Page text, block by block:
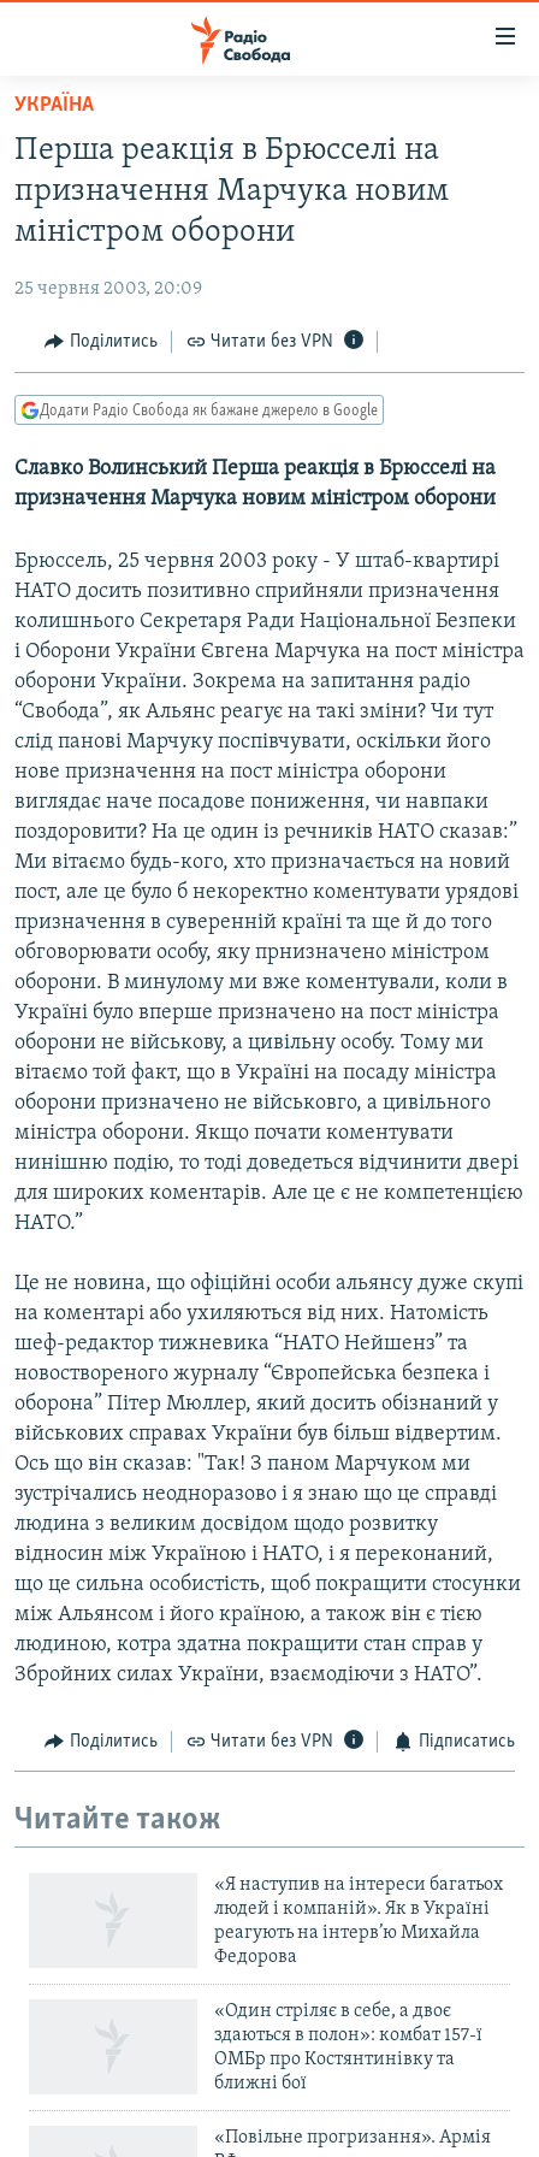
Перейти
основного
матеріалу
Перейти
до
основної
навігації
Перейти
до
пошуку
ВСЕ ЗА ДОБУ
СТАТТІ
ЕКОНОМІКА
СУСПІЛЬСТВО
УКРАЇНА
РОСІЙСЬКА «ФІЛЬТРАЦІЯ»
ДОНБАС.РЕАЛІЇ
ТИ ЯК?
СХЕМИ
КИТАЙ.ВИКЛИКИ
МУЛЬТИМЕДІА
ФОТО
СПЕЦПРОЄКТИ
ПОДКАСТИ
КРИМ РЕАЛІЇ
УКР
КТАТ
ДОЛУЧАЙСЯ!
Усі сайти RFE/RL
УКРАЇНА
Перша реакція в Брюсселі на
призначення Марчука новим
міністром оборони
25 червня 2003, 20:09
Поділитись Читати без VPN
Додати Радіо Свобода як бажане джерело в Google
Славко Волинський Перша реакція в Брюсселі на
призначення Марчука новим міністром оборони
Брюссель, 25 червня 2003 року - У штаб-квартирі
НАТО досить позитивно сприйняли призначення
колишнього Секретаря Ради Національної Безпеки
і Оборони України Євгена Марчука на пост міністра
оборони України. Зокрема на запитання радіо
“Свобода”, як Альянс реагує на такі зміни? Чи тут
слід панові Марчуку поспівчувати, оскільки його
нове призначення на пост міністра оборони
виглядає наче посадове пониження, чи навпаки
поздоровити? На це один із речників НАТО сказав:”
Ми вітаємо будь-кого, хто призначається на новий
пост, але це було б некоректно коментувати урядові
призначення в суверенній країні та ще й до того
обговорювати особу, яку прнизначено міністром
оборони. В минулому ми вже коментували, коли в
Україні було вперше призначено на пост міністра
оборони не військову, а цивільну особу. Тому ми
вітаємо той факт, що в Україні на посаду міністра
оборони призначено не військовго, а цивільного
міністра оборони. Якщо почати коментувати
нинішню подію, то тоді доведеться відчинити двері
для широких коментарів. Але це є не компетенцією
НАТО.”
Це не новина, що офіційні особи альянсу дуже скупі
на коментарі або ухиляються від них. Натомість
шеф-редактор тижневика “НАТО Нейшенз” та
новоствореного журналу “Європейська безпека і
оборона” Пітер Мюллер, який досить обізнаний у
військових справах України був більш відвертим.
Ось що він сказав: "Так! З паном Марчуком ми
зустрічались неодноразово і я знаю що це справді
людина з великим досвідом щодо розвитку
відносин між Україною і НАТО, і я переконаний,
що це сильна особистість, щоб покращити стосунки
між Альянсом і його країною, а також він є тією
людиною, котра здатна покращити стан справ у
Збройних силах України, взаємодіючи з НАТО”.
Поділитись Читати без VPN Підписатись
Читайте також
«Я наступив на інтереси багатьох
людей і компаній». Як в Україні
реагують на інтерв’ю Михайла
Федорова
«Один стріляє в себе, а двоє
здаються в полон»: комбат 157-ї
ОМБр про Костянтинівку та
ближні бої
«Повільне прогризання». Армія